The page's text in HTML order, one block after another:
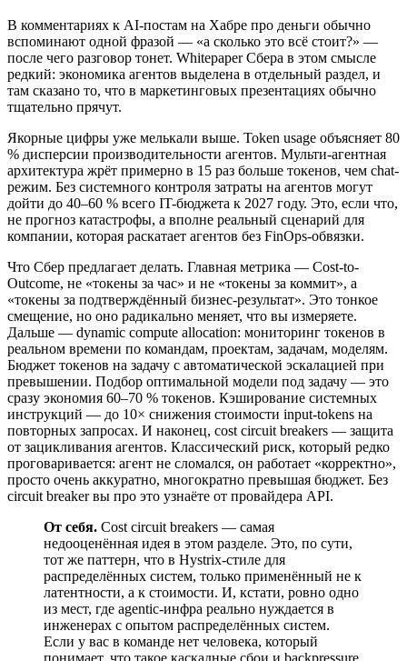
В комментариях к AI-постам на Хабре про деньги обычно
вспоминают одной фразой — «а сколько это всё стоит?» —
после чего разговор тонет. Whitepaper Сбера в этом смысле
редкий: экономика агентов выделена в отдельный раздел, и
там сказано то, что в маркетинговых презентациях обычно
тщательно прячут.
Якорные цифры уже мелькали выше. Token usage объясняет 80
% дисперсии производительности агентов. Мульти-агентная
архитектура жрёт примерно в 15 раз больше токенов, чем chat-
режим. Без системного контроля затраты на агентов могут
дойти до 40–60 % всего IT-бюджета к 2027 году. Это, если что,
не прогноз катастрофы, а вполне реальный сценарий для
компании, которая раскатает агентов без FinOps-обвязки.
Что Сбер предлагает делать. Главная метрика — Cost-to-
Outcome, не «токены за час» и не «токены за коммит», а
«токены за подтверждённый бизнес-результат». Это тонкое
смещение, но оно радикально меняет, что вы измеряете.
Дальше — dynamic compute allocation: мониторинг токенов в
реальном времени по командам, проектам, задачам, моделям.
Бюджет токенов на задачу с автоматической эскалацией при
превышении. Подбор оптимальной модели под задачу — это
сразу экономия 60–70 % токенов. Кэширование системных
инструкций — до 10× снижения стоимости input-tokens на
повторных запросах. И наконец, cost circuit breakers — защита
от зацикливания агентов. Классический риск, который редко
проговаривается: агент не сломался, он работает «корректно»,
просто очень аккуратно, многократно превышая бюджет. Без
circuit breaker вы про это узнаёте от провайдера API.
От себя. Cost circuit breakers — самая
недооценённая идея в этом разделе. Это, по сути,
тот же паттерн, что в Hystrix-стиле для
распределённых систем, только применённый не к
латентности, а к стоимости. И, кстати, ровно одно
из мест, где agentic-инфра реально нуждается в
инженерах с опытом распределённых систем.
Если у вас в команде нет человека, который
понимает, что такое каскадные сбои и backpressure,